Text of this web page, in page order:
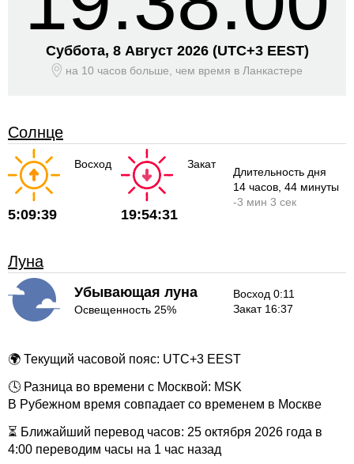
Суббота, 8 Август 2026 (UTC+3 EEST)
на 10 часов больше, чем время в Ланкастере
Солнце
Восход
5:09:39
Закат
19:54:31
Длительность дня
14 часов , 44 минуты
-3 мин3 сек
Луна
Убывающая луна
Освещенность 25%
Восход 0:11
Закат 16:37
🌍 Текущий часовой пояс: UTC+3 EEST
🕓 Разница во времени с Москвой: MSK
В Рубежном время совпадает со временем в Москве
⏳ Ближайший перевод часов: 25 октября 2026 года в
4:00 переводим часы на 1 час назад